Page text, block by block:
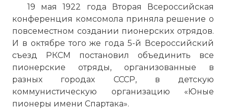
19 мая 1922 года Вторая Всероссийская
конференция комсомола приняла решение о
повсеместном создании пионерских отрядов.
И в октябре того же года 5-й Всероссийский
съезд РКСМ постановил объединить все
пионерские отряды, организованные в
разных городах СССР, в детскую
коммунистическую организацию «Юные
пионеры имени Спартака».